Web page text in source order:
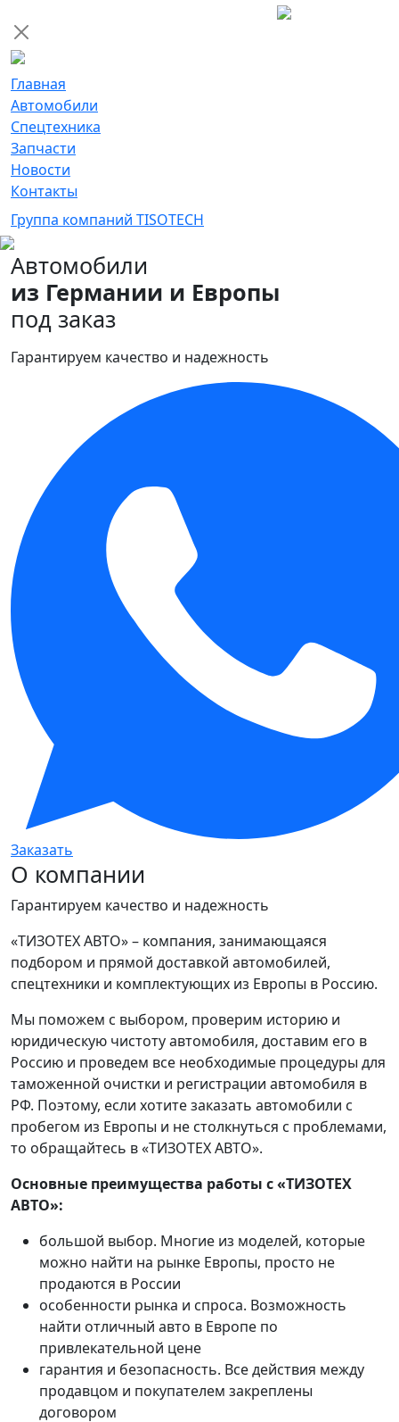
Главная
Автомобили
Спецтехника
Запчасти
Новости
Контакты
Группа компаний TISOTECH
Автомобили
из Германии и Европы
под заказ
Гарантируем качество и надежность
Заказать
О компании
Гарантируем качество и надежность
«ТИЗОТЕХ АВТО» – компания, занимающаяся
подбором и прямой доставкой автомобилей,
спецтехники и комплектующих из Европы в Россию.
Мы поможем с выбором, проверим историю и
юридическую чистоту автомобиля, доставим его в
Россию и проведем все необходимые процедуры для
таможенной очистки и регистрации автомобиля в
РФ. Поэтому, если хотите заказать автомобили с
пробегом из Европы и не столкнуться с проблемами,
то обращайтесь в «ТИЗОТЕХ АВТО».
Основные преимущества работы с «ТИЗОТЕХ
АВТО»:
большой выбор. Многие из моделей, которые
можно найти на рынке Европы, просто не
продаются в России
особенности рынка и спроса. Возможность
найти отличный авто в Европе по
привлекательной цене
гарантия и безопасность. Все действия между
продавцом и покупателем закреплены
договором